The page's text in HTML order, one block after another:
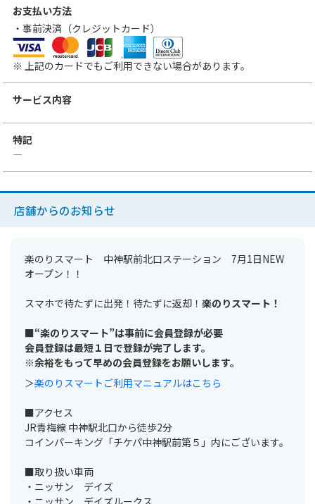
お支払い方法
・事前決済（クレジットカード）
VISA
MasterCard
JCB アメリカン・エキスプレス
ダイナースクラブカード
※ 上記のカードでもご利用できない場合があります。
サービス内容
特記
―
店舗からのお知らせ
楽のりスマート 中神駅前北口ステーション 7月1日NEW
オープン！！
スマホで待たずに出発！待たずに返却！ 楽のりスマート！
■“楽のりスマート”は事前に会員登録が必要
会員登録は最短１日で登録が完了します。
※余裕をもって早めの会員登録をお願いします。
＞楽のりスマートご利用マニュアルはこちら
■アクセス
JR青梅線 中神駅北口から徒歩2分
コインパーキング「チケパ中神駅前第５」内にございます。
■取り扱い車両
・ニッサン デイズ